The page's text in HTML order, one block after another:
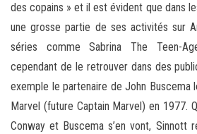
des copains » et il est évident que dans
une grosse partie de ses activités sur
séries comme Sabrina The Teen-
cependant de le retrouver dans des
exemple le partenaire de John Buscema
Marvel (future Captain Marvel) en 1977.
Conway et Buscema s’en vont, Sinnott